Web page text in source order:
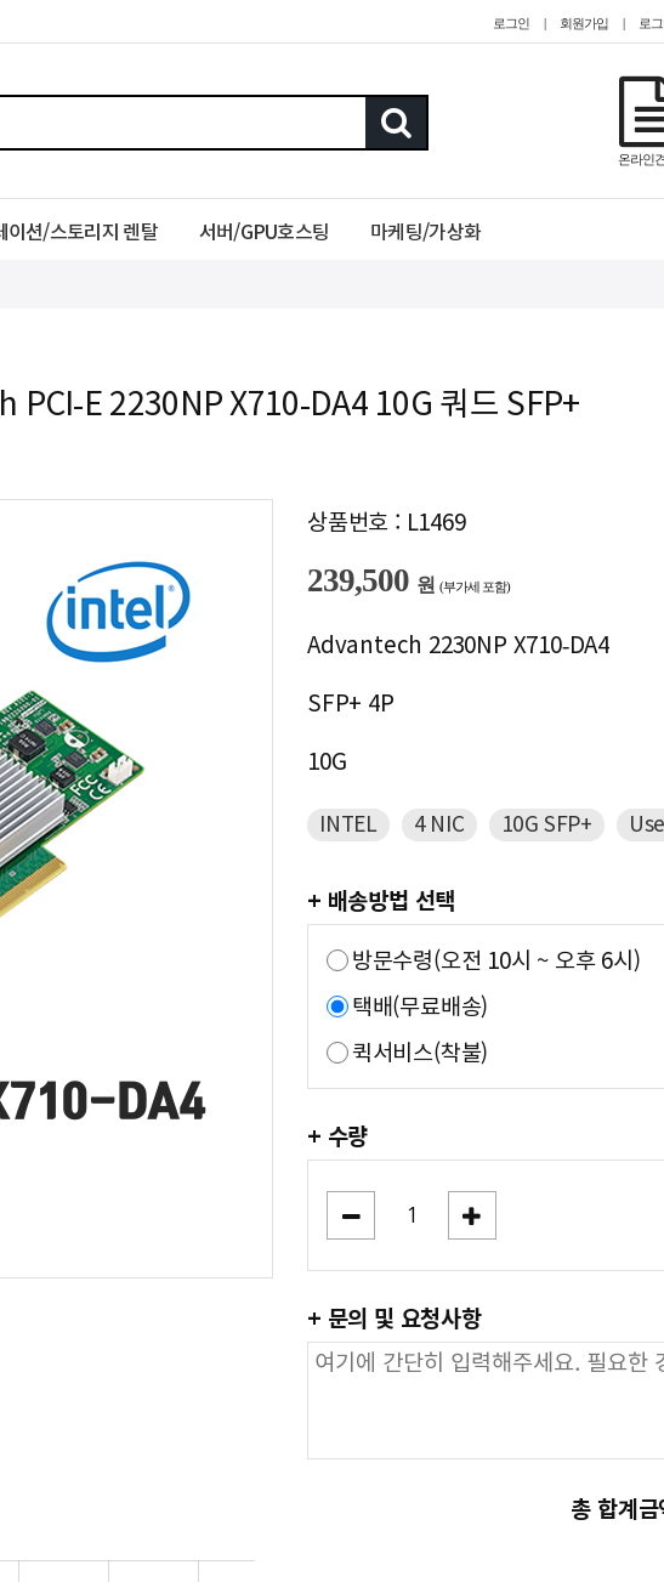
로그인 | 회원가입 | 로
온라인
이션/스토리지 렌탈 서버/GPU호스팅 마케팅/가상화
PCI-E 2230NP X710-DA4 10G 쿼드 SFP+
상품번호 : L1469
239,500 원 (부가세 포함)
Advantech 2230NP X710-DA4
SFP+ 4P
10G
INTEL 4 NIC 10G SFP+
+ 배송방법 선택
방문수령(오전 10시 ~ 오후 6시)
택배(무료배송)
퀵서비스(착불)
+ 수량
+ 문의 및 요청사항
총 합계금